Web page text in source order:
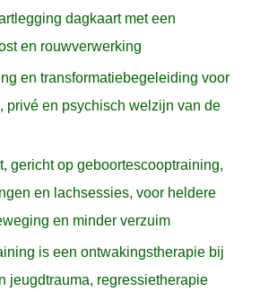
dagkaart met een
en rouwverwerking
en transformatiebegeleiding voor
privé en psychisch welzijn van de
gericht op geboortescooptraining,
en lachsessies, voor heldere
en minder verzuim
is een ontwakingstherapie bij
jeugdtrauma, regressietherapie